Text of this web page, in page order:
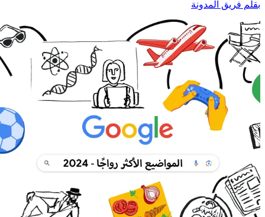
بقلم فريق المدونة